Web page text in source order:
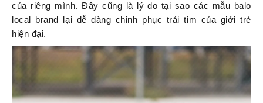
của riêng mình. Đây cũng là lý do tại sao các mẫu balo
local brand lại dễ dàng chinh phục trái tim của giới trẻ
hiện đại.